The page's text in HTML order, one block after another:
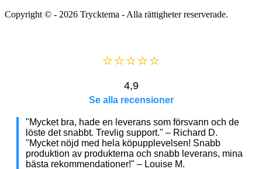
Copyright © - 2026 Trycktema - Alla rättigheter reserverade.
⭐⭐⭐⭐⭐
4,9
Se alla recensioner
"Mycket bra, hade en leverans som försvann och de
löste det snabbt. Trevlig support." – Richard D.
"Mycket nöjd med hela köpupplevelsen! Snabb
produktion av produkterna och snabb leverans, mina
bästa rekommendationer!" – Louise M.